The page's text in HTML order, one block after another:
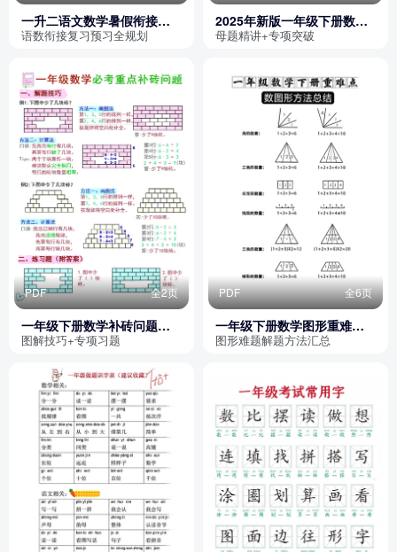
一升二语文数学暑假衔接计
划表
语数衔接复习预习全规划
2025年新版一年级下册数学
十大母题重点资料合集（通
用版）
母题精讲+专项突破
PDF 全2页
一年级下册数学补砖问题专
项讲解与练习题（含答案）
图解技巧+专项习题
PDF 全6页
一年级下册数学图形重难点
方法总结
图形难题解题方法汇总